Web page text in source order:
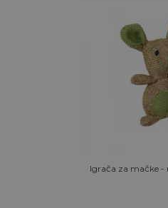
Igrača za mačke -